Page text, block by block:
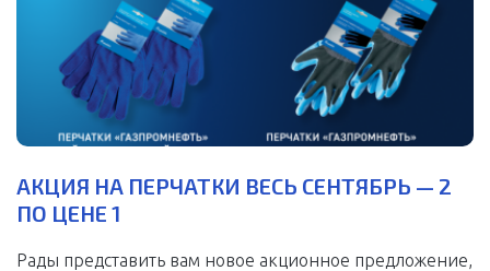
АКЦИЯ НА ПЕРЧАТКИ ВЕСЬ СЕНТЯБРЬ — 2
ПО ЦЕНЕ 1
Рады представить вам новое акционное предложение,